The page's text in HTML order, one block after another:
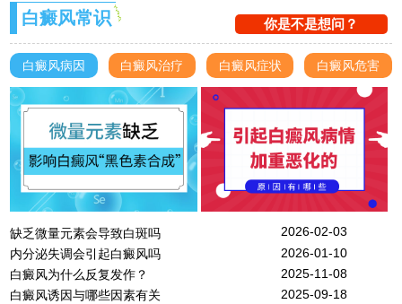
白癜风常识 你是不是想问？
白癜风病因 白癜风治疗 白癜风症状 白癜风危害
缺乏微量元素会导致白斑吗
2026-02-03
内分泌失调会引起白癜风吗
2026-01-10
白癜风为什么反复发作？
2025-11-08
白癜风诱因与哪些因素有关
2025-09-18